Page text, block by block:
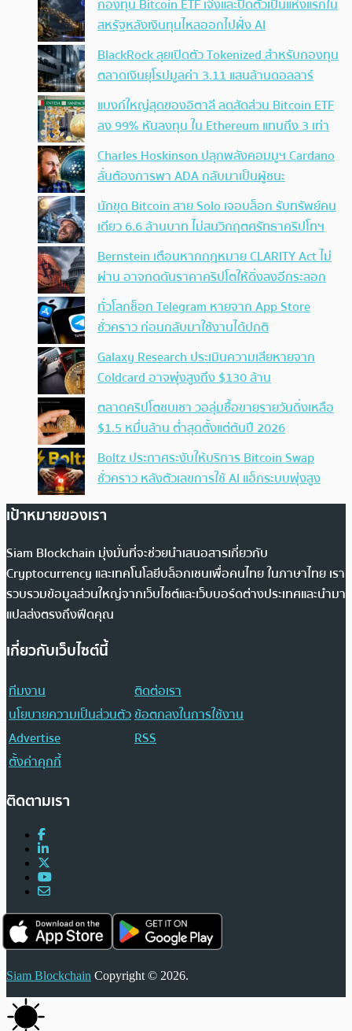
กองทุน Bitcoin ETF เจ๊งและปิดตัวเป็นแห่งแรกใน
สหรัฐหลังเงินทุนไหลออกไปฝั่ง AI
BlackRock ลุยเปิดตัว Tokenized สำหรับกองทุน
ตลาดเงินยุโรปมูลค่า 3.11 แสนล้านดอลลาร์
แบงก์ใหญ่สุดของอิตาลี ลดสัดส่วน Bitcoin ETF
ลง 99% หันลงทุน ใน Ethereum แทนถึง 3 เท่า
Charles Hoskinson ปลุกพลังคอมมูฯ Cardano
ลั่นต้องการพา ADA กลับมาเป็นผู้ชนะ
นักขุด Bitcoin สาย Solo เจอบล็อก รับทรัพย์คน
เดียว 6.6 ล้านบาท ไม่สนวิกฤตศรัทธาคริปโทฯ
Bernstein เตือนหากกฎหมาย CLARITY Act ไม่
ผ่าน อาจกดดันราคาคริปโตให้ดิ่งลงอีกระลอก
ทั่วโลกช็อก Telegram หายจาก App Store
ชั่วคราว ก่อนกลับมาใช้งานได้ปกติ
Galaxy Research ประเมินความเสียหายจาก
Coldcard อาจพุ่งสูงถึง $130 ล้าน
ตลาดคริปโตซบเซา วอลุ่มซื้อขายรายวันดิ่งเหลือ
$1.5 หมื่นล้าน ต่ำสุดตั้งแต่ต้นปี 2026
Boltz ประกาศระงับให้บริการ Bitcoin Swap
ชั่วคราว หลังตัวเลขการใช้ AI แฮ็กระบบพุ่งสูง
เป้าหมายของเรา
Siam Blockchain มุ่งมั่นที่จะช่วยนำเสนอสารเกี่ยวกับ
Cryptocurrency และเทคโนโลยีบล็อกเชนเพื่อคนไทย ในภาษาไทย เรา
รวบรวมข้อมูลส่วนใหญ่จากเว็บไซต์และเว็บบอร์ดต่างประเทศและนำมา
แปลส่งตรงถึงฟีดคุณ
เกี่ยวกับเว็บไซต์นี้
ทีมงาน
ติดต่อเรา
นโยบายความเป็นส่วนตัวข้อตกลงในการใช้งาน
Advertise
RSS
ตั้งค่าคุกกี้
ติดตามเรา
Siam Blockchain Copyright © 2026.